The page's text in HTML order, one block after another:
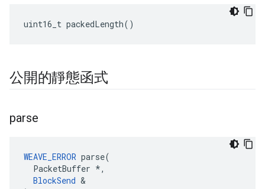
uint16_t packedLength()
公開的靜態函式
parse
WEAVE_ERROR parse(
  PacketBuffer *,
BlockSend &